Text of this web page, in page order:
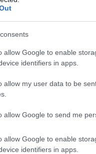
allow Google to enable
identifiers in apps.
allow my user data to be
allow Google to send me
allow Google to enable
identifiers in apps.
nella sezione
Aga Khan Morto
di GalluraOggi.it